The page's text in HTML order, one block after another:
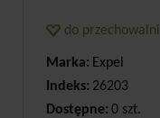
do przechowalni
Marka: Expel
Indeks: 26203
Dostępne: 0 szt.